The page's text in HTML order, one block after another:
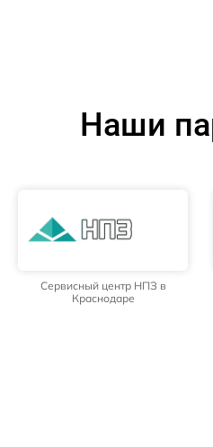
Наши
Сервисный центр НПЗ в
Краснодаре